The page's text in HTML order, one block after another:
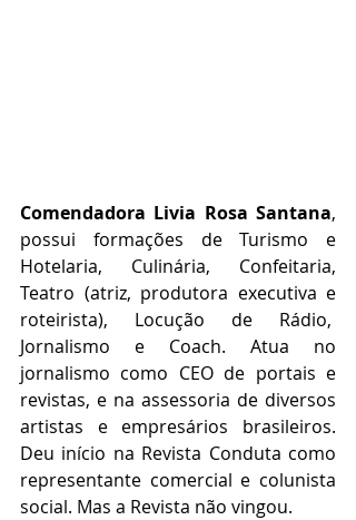
Comendadora Livia Rosa Santana,
possui formações de Turismo e
Hotelaria, Culinária, Confeitaria,
Teatro (atriz, produtora executiva e
roteirista), Locução de Rádio,
Jornalismo e Coach. Atua no
jornalismo como CEO de portais e
revistas, e na assessoria de diversos
artistas e empresários brasileiros.
Deu início na Revista Conduta como
representante comercial e colunista
social. Mas a Revista não vingou.